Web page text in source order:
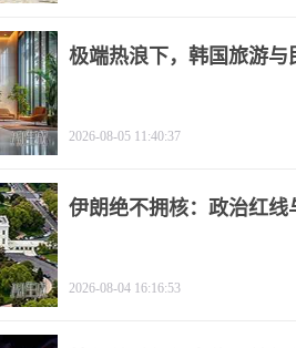
极端热浪下，韩国旅游与
2026-08-05 11:40:37
伊朗绝不拥核：政治红线
2026-08-04 16:16:53